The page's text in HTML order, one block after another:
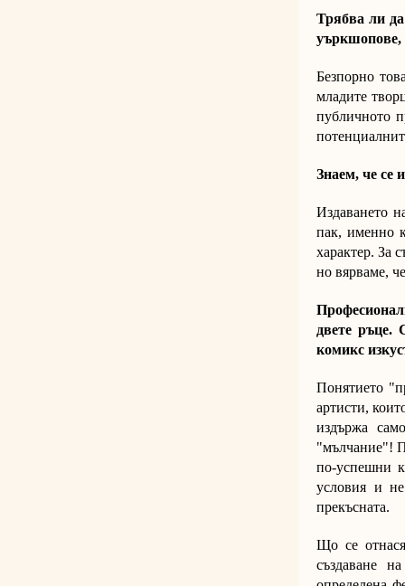
Трябва ли да
уъркшопове,
Безпорно
младите
публичното
Знаем, че се
Издаването
пак, именно
характер. За
но вярваме,
двете ръце.
комикс
Понятието
артисти,
издържа
"мълчание"!
по-успешни
условия и
прекъсната.
Що се
създаване